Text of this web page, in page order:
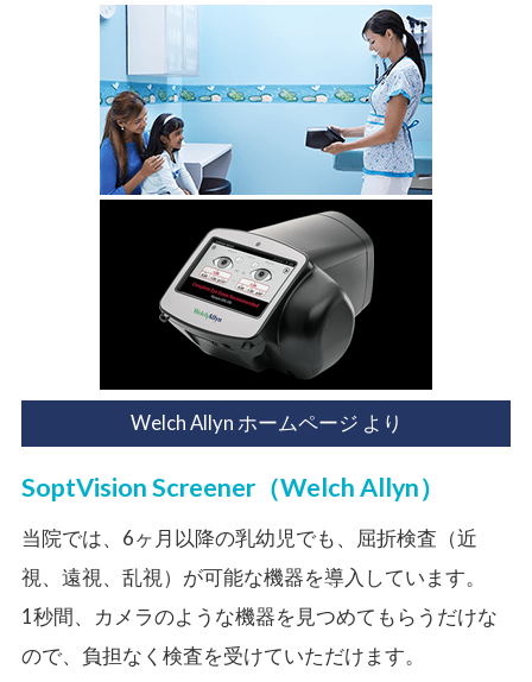
Welch Allyn ホームページ より
SoptVision Screener（Welch Allyn）
当院では、6ヶ月以降の乳幼児でも、屈折検査（近
視、遠視、乱視）が可能な機器を導入しています。
1秒間、カメラのような機器を見つめてもらうだけな
ので、負担なく検査を受けていただけます。